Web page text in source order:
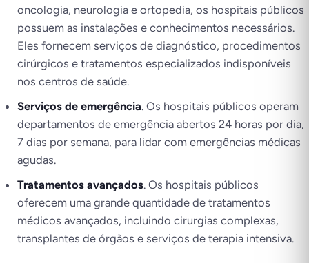
oncologia, neurologia e ortopedia, os hospitais públicos
possuem as instalações e conhecimentos necessários.
Eles fornecem serviços de diagnóstico, procedimentos
cirúrgicos e tratamentos especializados indisponíveis
nos centros de saúde.
Serviços de emergência. Os hospitais públicos operam
departamentos de emergência abertos 24 horas por dia,
7 dias por semana, para lidar com emergências médicas
agudas.
Tratamentos avançados. Os hospitais públicos
oferecem uma grande quantidade de tratamentos
médicos avançados, incluindo cirurgias complexas,
transplantes de órgãos e serviços de terapia intensiva.